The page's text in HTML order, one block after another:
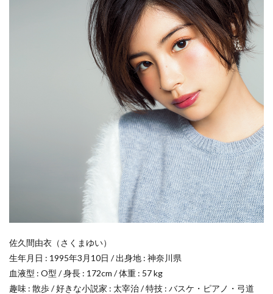
佐久間由衣（さくまゆい）
生年月日 : 1995年3月10日 / 出身地 : 神奈川県
血液型 : O型 / 身長 : 172cm / 体重 : 57 kg
趣味 : 散歩 / 好きな小説家 : 太宰治 / 特技 : バスケ・ピアノ・弓道